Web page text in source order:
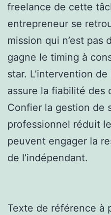
freelance de cette
entrepreneur se
mission qui n’est pas
gagne le timing à
star. L’intervention
assure la fiabilité des
Confier la gestion de
professionnel réduit
peuvent engager la
de l’indépendant.
Texte de référence à